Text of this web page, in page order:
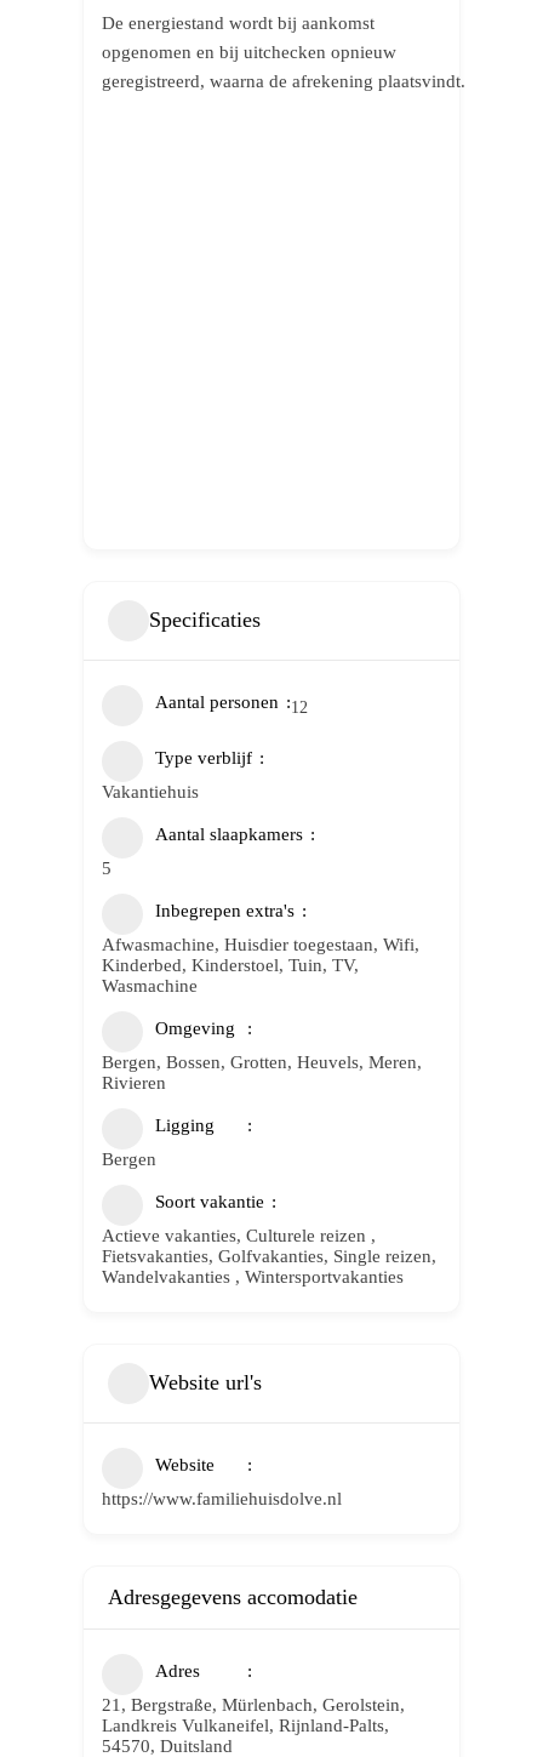
De energiestand wordt bij aankomst
opgenomen en bij uitchecken opnieuw
geregistreerd, waarna de afrekening plaatsvindt.
Specificaties
Aantal personen 12
Type verblijf
Vakantiehuis
Aantal slaapkamers
5
Inbegrepen extra's
Afwasmachine, Huisdier toegestaan, Wifi,
Kinderbed, Kinderstoel, Tuin, TV,
Wasmachine
Omgeving
Bergen, Bossen, Grotten, Heuvels, Meren,
Rivieren
Ligging
Bergen
Soort vakantie
Actieve vakanties, Culturele reizen ,
Fietsvakanties, Golfvakanties, Single reizen,
Wandelvakanties , Wintersportvakanties
Website url's
Website
https://www.familiehuisdolve.nl
Adresgegevens accomodatie
Adres
21, Bergstraße, Mürlenbach, Gerolstein,
Landkreis Vulkaneifel, Rijnland-Palts,
54570, Duitsland